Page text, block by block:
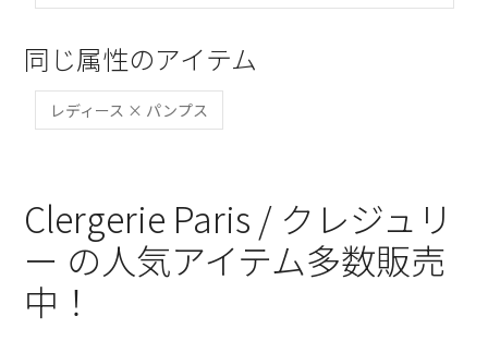
同じ属性のアイテム
レディース × パンプス
Clergerie Paris / クレジュリ
ー の人気アイテム多数販売
中！